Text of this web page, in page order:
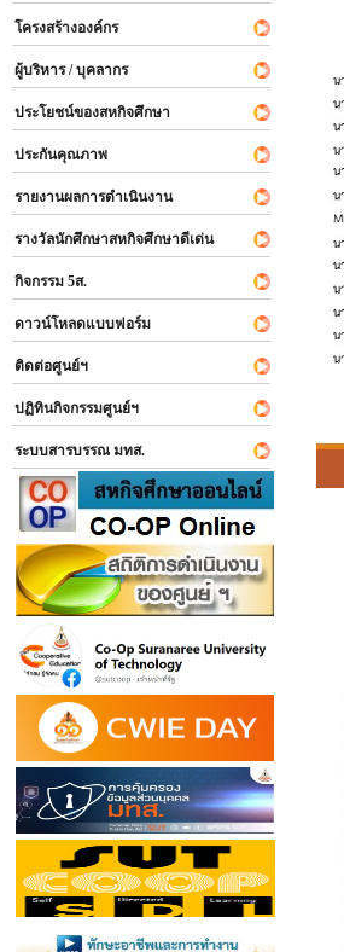
โครงสร้างองค์กร
ผู้บริหาร / บุคลากร
ประโยชน์ของสหกิจศึกษา
ประกันคุณภาพ
รายงานผลการดำเนินงาน
รางวัลนักศึกษาสหกิจศึกษาดีเด่น
กิจกรรม 5ส.
ดาวน์โหลดแบบฟอร์ม
ติดต่อศูนย์ฯ
ปฏิทินกิจกรรมศูนย์ฯ
ระบบสารบรรณ มทส.